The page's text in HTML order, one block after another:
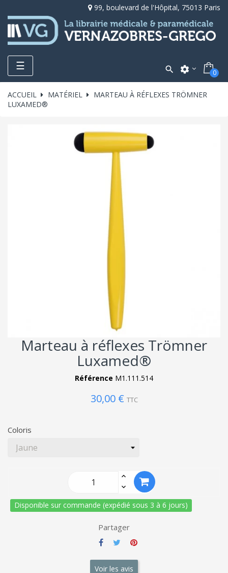
99, boulevard de l'Hôpital, 75013 Paris
Toggle
navigation
☰  settings 0
ACCUEIL MATÉRIEL
MARTEAU À RÉFLEXES TRÖMNER
LUXAMED®
Marteau à réflexes Trömner
Luxamed®
Référence M1.111.514
30,00 € TTC
Coloris
Disponible sur commande (expédié sous 3 à 6 jours)
Partager
Voir les avis